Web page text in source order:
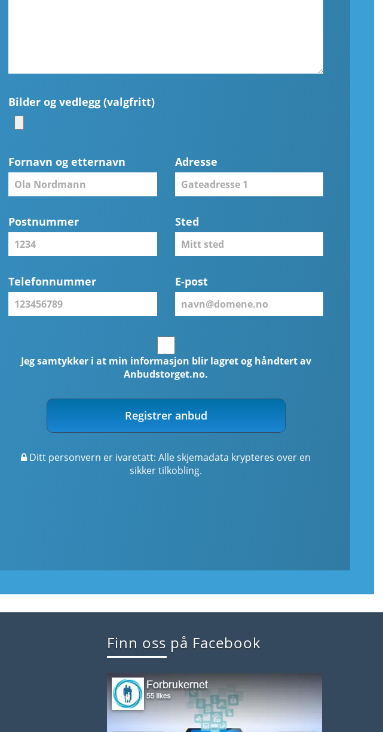
Bilder og vedlegg (valgfritt)
Fornavn og etternavn Adresse
Postnummer Sted
Telefonnummer E-post
Jeg samtykker i at min informasjon blir lagret og håndtert av
Anbudstorget.no.
Registrer anbud
Ditt personvern er ivaretatt: Alle skjemadata krypteres over en
sikker tilkobling.
Finn oss på Facebook